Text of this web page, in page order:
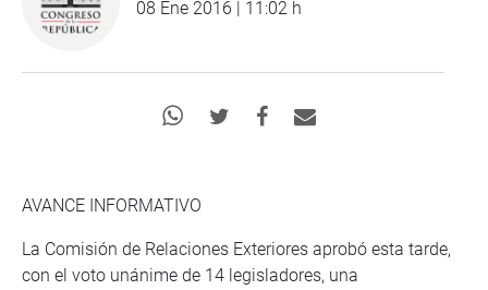
08 Ene 2016 | 11:02 h
AVANCE INFORMATIVO
La Comisión de Relaciones Exteriores aprobó esta tarde,
con el voto unánime de 14 legisladores, una